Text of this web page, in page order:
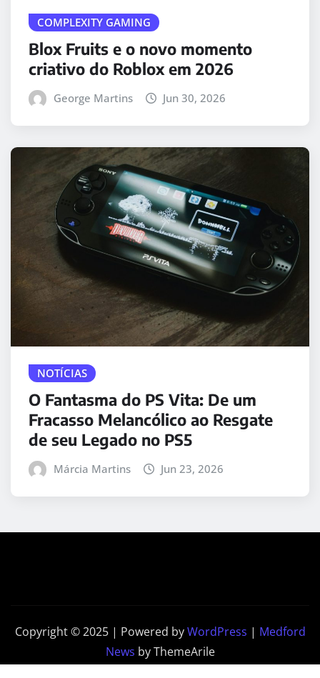
COMPLEXITY GAMING
Blox Fruits e o novo momento
criativo do Roblox em 2026
George Martins Jun 30, 2026
NOTÍCIAS
O Fantasma do PS Vita: De um
Fracasso Melancólico ao Resgate
de seu Legado no PS5
Márcia Martins Jun 23, 2026
Copyright © 2025 | Powered byWordPress | Medford
News by ThemeArile